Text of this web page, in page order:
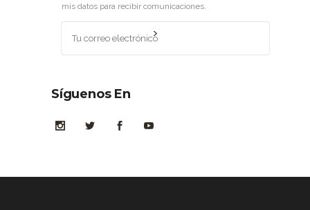
mis datos para recibir comunicaciones.
Síguenos En